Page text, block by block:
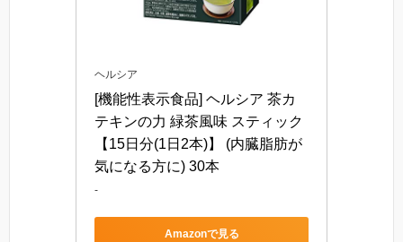
ヘルシア
[機能性表示食品] ヘルシア 茶カ
テキンの力 緑茶風味 スティック
【15日分(1日2本)】 (内臓脂肪が
気になる方に) 30本
-
Amazonで見る